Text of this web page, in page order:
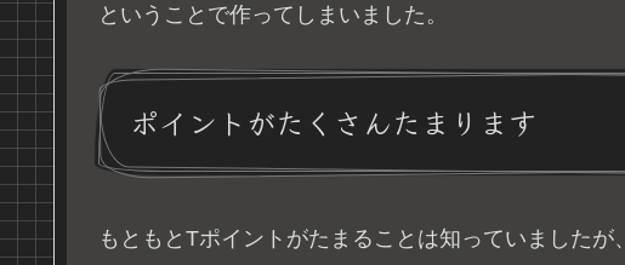
ということで作ってしまいました。
ポイントがたくさんたまります
もともとTポイントがたまることは知っていましたが、